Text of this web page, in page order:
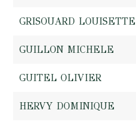
GRISOUARD LOUISETTE
GUILLON MICHELE
GUITEL OLIVIER
HERVY DOMINIQUE